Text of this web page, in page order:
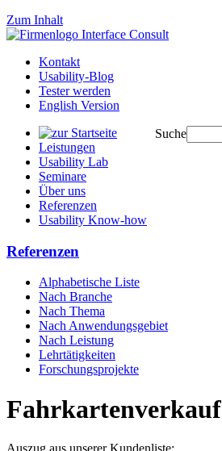
Zum Inhalt
Kontakt
Usability-Blog
Tester werden
English Version
Suche
Leistungen
Usability Lab
Seminare
Über uns
Referenzen
Usability Know-how
Referenzen
Alphabetische Liste
Nach Branche
Nach Thema
Nach Anwendungsgebiet
Nach Leistung
Lehrtätigkeiten
Forschungsprojekte
Fahrkartenverkauf